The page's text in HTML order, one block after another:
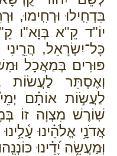
בִּדְחִֽילוּ וּרְחִֽימוּ,
יוֹ"ד קֵ"א בְּוָא"ו
כָּל־יִשְׂרָאֵל,
פּוּרִים בְּמַאֲכָל
וְאֶסְתֵּר לַעֲשׂוֹת
לַעֲשׂ֣וֹת אוֹתָ֗ם
שֽׁוֹרֶשׁ מִצְוָה זוֹ
אֲדֹנָ֥י אֱלֹהֵ֗ינוּ
וּֽמַעֲשֵׂ֥ה יָ֝דֵ֗ינוּ